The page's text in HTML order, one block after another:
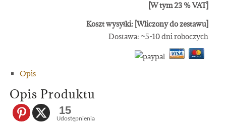
[W tym 23 % VAT]
Koszt wysyłki: [Wliczony do zestawu]
Dostawa: ~5-10 dni roboczych
Opis
Opis Produktu
15
Udostępnienia